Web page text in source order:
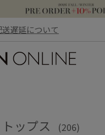
遅延について
ップス (206)